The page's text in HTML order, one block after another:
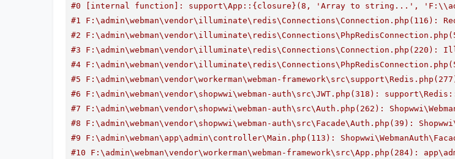
#0 [internal function]: support\App::{closure}(8, 'Array to string...',
#1 F:\admin\webman\vendor\illuminate\redis\Connections\Connection.php(116):
#2
#3 F:\admin\webman\vendor\illuminate\redis\Connections\Connection.php(220):
#4
#5 F:\admin\webman\vendor\workerman\webman-
#6 F:\admin\webman\vendor\shopwwi\webman-auth\src\JWT.php(318):
#7 F:\admin\webman\vendor\shopwwi\webman-auth\src\Auth.php(262):
#8 F:\admin\webman\vendor\shopwwi\webman-auth\src\Facade\Auth.php(39):
#9 F:\admin\webman\app\admin\controller\Main.php(113):
#10 F:\admin\webman\vendor\workerman\webman-framework\src\App.php(284):